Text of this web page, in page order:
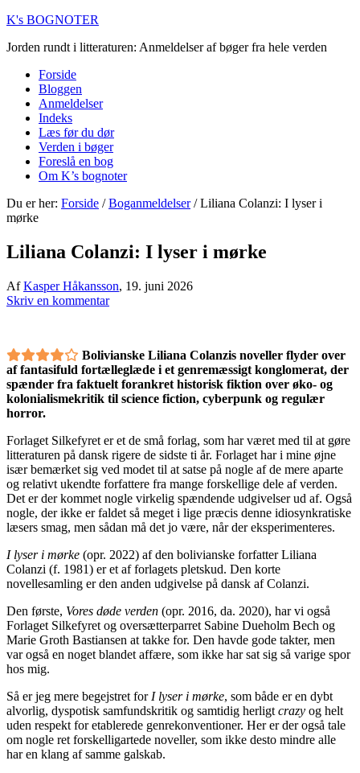
K's BOGNOTER
Jorden rundt i litteraturen: Anmeldelser af bøger fra hele verden
Forside
Bloggen
Anmeldelser
Indeks
Læs før du dør
Verden i bøger
Foreslå en bog
Om K’s bognoter
Du er her: Forside / Boganmeldelser /Liliana Colanzi: I lyser i
mørke
Liliana Colanzi: I lyser i mørke
AfKasper Håkansson, 19. juni 2026
Skriv en kommentar
Bolivianske Liliana Colanzis noveller flyder over
af fantasifuld fortælleglæde i et genremæssigt konglomerat, der
spænder fra faktuelt forankret historisk fiktion over øko- og
kolonialismekritik til science fiction, cyberpunk og regulær
horror.
Forlaget Silkefyret er et de små forlag, som har været med til at gøre
litteraturen på dansk rigere de sidste ti år. Forlaget har i mine øjne
især bemærket sig ved modet til at satse på nogle af de mere aparte
og relativt ukendte forfattere fra mange forskellige dele af verden.
Det er der kommet nogle virkelig spændende udgivelser ud af. Også
nogle, der ikke er faldet så meget i lige præcis denne idiosynkratiske
læsers smag, men sådan må det jo være, når der eksperimenteres.
I lyser i mørke (opr. 2022) af den bolivianske forfatter Liliana
Colanzi (f. 1981) er et af forlagets pletskud. Den korte
novellesamling er den anden udgivelse på dansk af Colanzi.
Den første, Vores døde verden (opr. 2016, da. 2020), har vi også
Forlaget Silkefyret og oversætterparret Sabine Dueholm Bech og
Marie Groth Bastiansen at takke for. Den havde gode takter, men
var også en noget blandet affære, som ikke har sat sig så varige spor
hos mig.
Så er jeg mere begejstret for I lyser i mørke, som både er en dybt
alvorlig, dyspotisk samfundskritik og samtidig herligt crazy og helt
uden respekt for etablerede genrekonventioner. Her er der også tale
om nogle ret forskelligartede noveller, som ikke desto mindre alle
har en klang af samme galskab.